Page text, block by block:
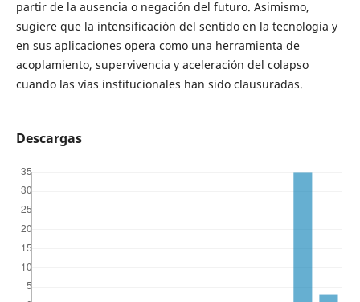
partir de la ausencia o negación del futuro. Asimismo,
sugiere que la intensificación del sentido en la tecnología y
en sus aplicaciones opera como una herramienta de
acoplamiento, supervivencia y aceleración del colapso
cuando las vías institucionales han sido clausuradas.
Descargas